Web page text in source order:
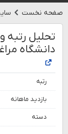
صفحه نخست
تحلیل رتبه
دانشگاه
رتبه
بازدید ماهانه
دسته